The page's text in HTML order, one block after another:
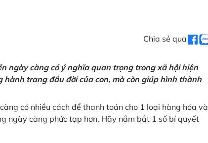
Chia sẻ qua
ngày càng có ý nghĩa quan trọng trong xã hội hiện
trang đầu đời của con, mà còn giúp hình thành
có nhiều cách để thanh toán cho 1 loại hàng hóa và
ngày càng phức tạp hơn. Hãy nắm bắt 1 số bí quyết